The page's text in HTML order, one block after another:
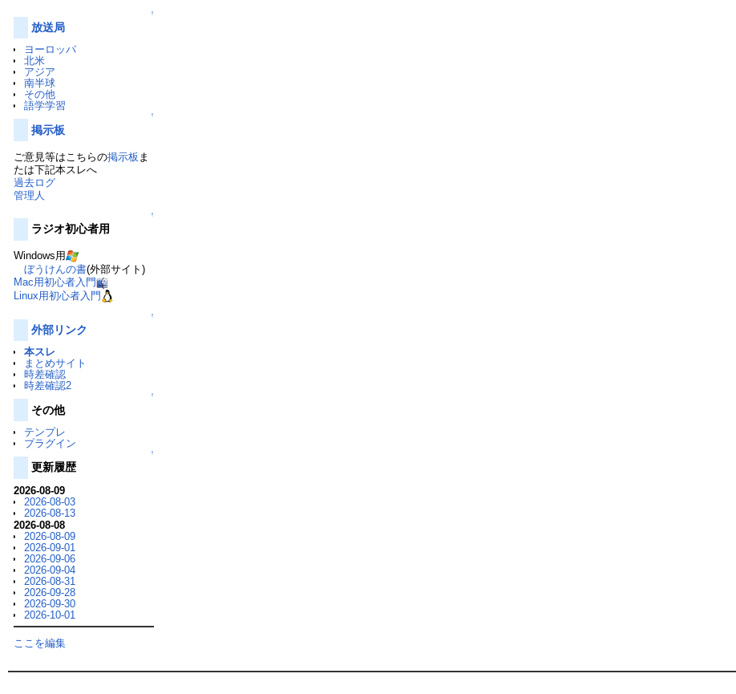
↑
放送局
ヨーロッパ
北米
アジア
南半球
その他
語学学習
↑
掲示板
ご意見等はこちらの掲示板 ま
たは下記本スレへ
過去ログ
管理人
↑
ラジオ初心者用
Windows用
ぼうけんの書(外部サイト)
Mac用初心者入門
Linux用初心者入門
↑
外部リンク
本スレ
まとめサイト
時差確認
時差確認2
↑
その他
テンプレ
プラグイン
↑
更新履歴
2026-08-09
2026-08-03
2026-08-13
2026-08-08
2026-08-09
2026-09-01
2026-09-06
2026-09-04
2026-08-31
2026-09-28
2026-09-30
2026-10-01
ここを編集